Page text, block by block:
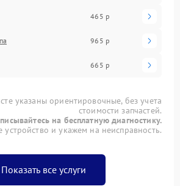
465 р
965 р
665 р
указаны ориентировочные, без учета
стоимости запчастей.
на бесплатную диагностику.
и укажем на неисправность.
Показать все услуги